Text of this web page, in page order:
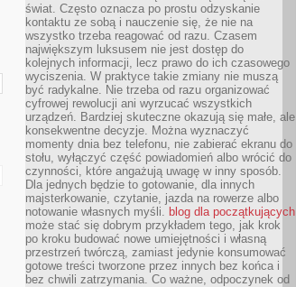
świat. Często oznacza po prostu odzyskanie
kontaktu ze sobą i nauczenie się, że nie na
wszystko trzeba reagować od razu. Czasem
największym luksusem nie jest dostęp do
kolejnych informacji, lecz prawo do ich czasowego
wyciszenia. W praktyce takie zmiany nie muszą
być radykalne. Nie trzeba od razu organizować
cyfrowej rewolucji ani wyrzucać wszystkich
urządzeń. Bardziej skuteczne okazują się małe, ale
konsekwentne decyzje. Można wyznaczyć
momenty dnia bez telefonu, nie zabierać ekranu do
stołu, wyłączyć część powiadomień albo wrócić do
czynności, które angażują uwagę w inny sposób.
Dla jednych będzie to gotowanie, dla innych
majsterkowanie, czytanie, jazda na rowerze albo
notowanie własnych myśli. blog dla początkujących
może stać się dobrym przykładem tego, jak krok
po kroku budować nowe umiejętności i własną
przestrzeń twórczą, zamiast jedynie konsumować
gotowe treści tworzone przez innych bez końca i
bez chwili zatrzymania. Co ważne, odpoczynek od